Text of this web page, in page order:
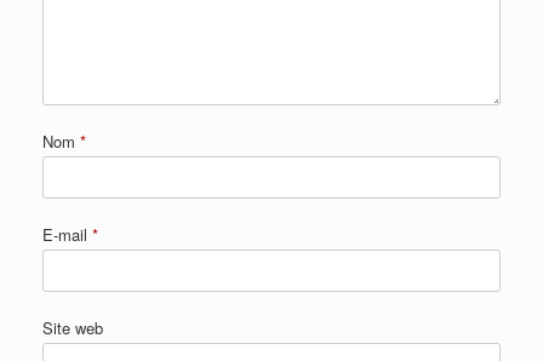
Nom *
E-mail *
Site web